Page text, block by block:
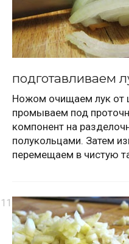
подготавливаем
Ножом очищаем лук от
промываем под
компонент на
полукольцами. Затем
перемещаем в чистую